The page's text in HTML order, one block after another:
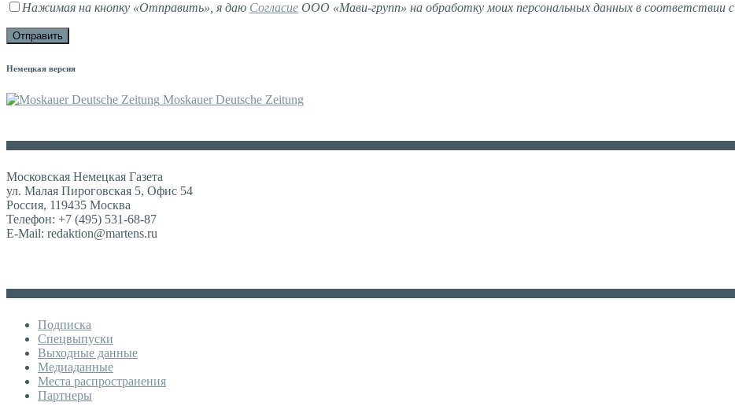
Нажимая на кнопку «Отправить», я даю Согласие ООО «Мави-групп» на обработку моих персональных данных в соответствии с
Немецкая версия
Moskauer Deutsche Zeitung
Московская Немецкая Газета
ул. Малая Пироговская 5, Офис 54
Россия, 119435 Москва
Телефон: +7 (495) 531-68-87
E-Mail: redaktion@martens.ru
Подписка
Спецвыпуски
Выходные данные
Медиаданные
Места распространения
Партнеры